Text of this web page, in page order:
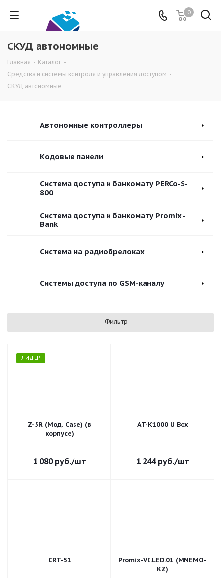
0
СКУД автономные
Главная - Каталог -
Средства и системы контроля и управления доступом -
СКУД автономные
Автономные контроллеры
Кодовые панели
Система доступа к банкомату PERCo-S-
800
Система доступа к банкомату Promix -
Bank
Система на радиобрелоках
Системы доступа по GSM-каналу
Фильтр
ЛИДЕР
Z-5R (Мод. Case) (в
корпусе)
1 080руб./шт
AT-K1000 U Box
1 244руб./шт
CRT-51
Promix-VI.LED.01 (MNEMO-
KZ)